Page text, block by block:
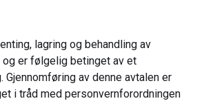
lagring og behandling av
er følgelig betinget av et
Gjennomføring av denne avtalen er
i tråd med personvernforordningen